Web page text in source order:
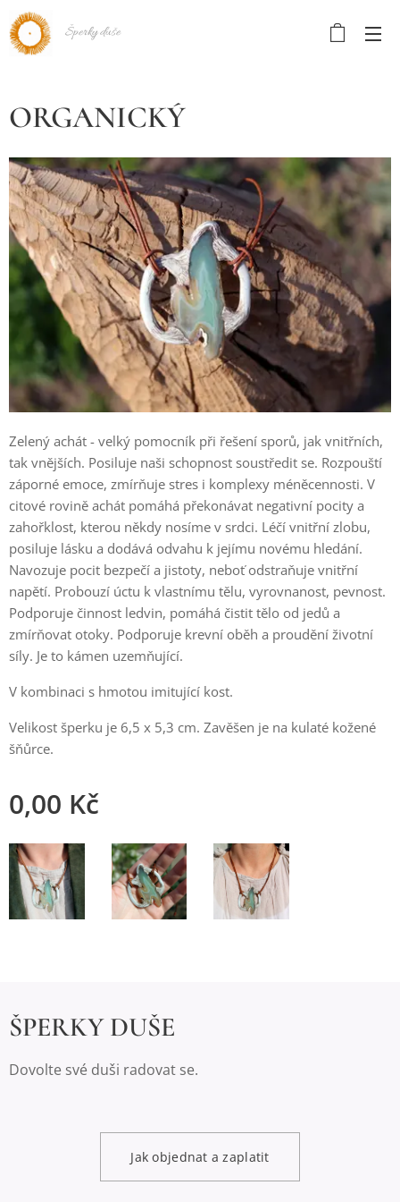
Šperky duše
ORGANICKÝ
Zelený achát - velký pomocník při řešení sporů, jak vnitřních,
tak vnějších. Posiluje naši schopnost soustředit se. Rozpouští
záporné emoce, zmírňuje stres i komplexy méněcennosti. V
citové rovině achát pomáhá překonávat negativní pocity a
zahořklost, kterou někdy nosíme v srdci. Léčí vnitřní zlobu,
posiluje lásku a dodává odvahu k jejímu novému hledání.
Navozuje pocit bezpečí a jistoty, neboť odstraňuje vnitřní
napětí. Probouzí úctu k vlastnímu tělu, vyrovnanost, pevnost.
Podporuje činnost ledvin, pomáhá čistit tělo od jedů a
zmírňovat otoky. Podporuje krevní oběh a proudění životní
síly. Je to kámen uzemňující.
V kombinaci s hmotou imitující kost.
Velikost šperku je 6,5 x 5,3 cm. Zavěšen je na kulaté kožené
šňůrce.
0,00 Kč
ŠPERKY DUŠE
Dovolte své duši radovat se.
Jak objednat a zaplatit